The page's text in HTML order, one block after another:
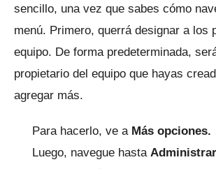
sencillo, una vez que sabes cómo
menú. Primero, querrá designar a los
equipo. De forma predeterminada,
propietario del equipo que hayas
agregar más.
Para hacerlo, ve a Más opciones.
Luego, navegue hasta